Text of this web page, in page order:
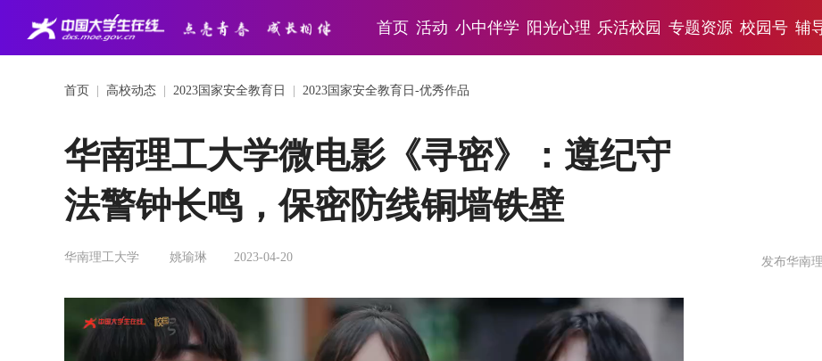
首页 活动 小中伴学 阳光心理 乐活校园 专题资源 校园号 辅
首页 高校动态 2023国家安全教育日 2023国家安全教育日-优秀作品
华南理工大学微电影《寻密》：遵纪守
法警钟长鸣，保密防线铜墙铁壁
华南理工大学 姚瑜琳 2023-04-20 发布华南